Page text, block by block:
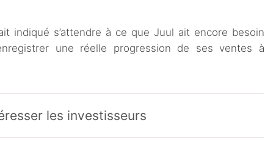
indiqué s’attendre à ce que Juul ait encore besoin
une réelle progression de ses ventes à
les investisseurs